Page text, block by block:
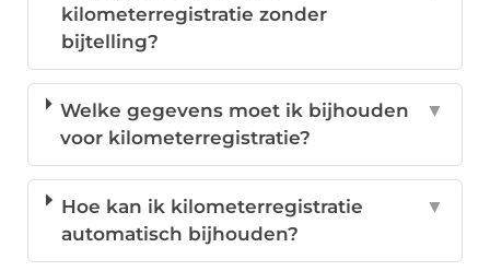
kilometerregistratie zonder
bijtelling?
Welke gegevens moet ik bijhouden
voor kilometerregistratie?
▼
Hoe kan ik kilometerregistratie
automatisch bijhouden?
▼